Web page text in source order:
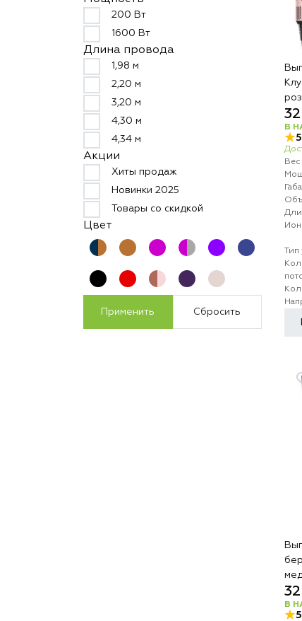
200 Вт
1600 Вт
Длина провода
1,98 м
2,20 м
3,20 м
4,30 м
4,34 м
Акции
Хиты продаж
Новинки 2025
Товары со скидкой
Цвет
Применить Сбросить
В
Вес
Тип
В